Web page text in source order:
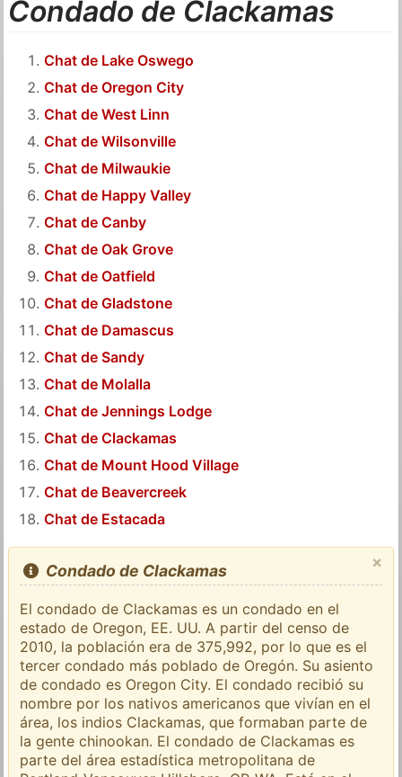
Condado de Clackamas
Chat de Lake Oswego
Chat de Oregon City
Chat de West Linn
Chat de Wilsonville
Chat de Milwaukie
Chat de Happy Valley
Chat de Canby
Chat de Oak Grove
Chat de Oatfield
Chat de Gladstone
Chat de Damascus
Chat de Sandy
Chat de Molalla
Chat de Jennings Lodge
Chat de Clackamas
Chat de Mount Hood Village
Chat de Beavercreek
Chat de Estacada
×
Condado de Clackamas
El condado de Clackamas es un condado en el
estado de Oregon, EE. UU. A partir del censo de
2010, la población era de 375,992, por lo que es el
tercer condado más poblado de Oregón. Su asiento
de condado es Oregon City. El condado recibió su
nombre por los nativos americanos que vivían en el
área, los indios Clackamas, que formaban parte de
la gente chinookan. El condado de Clackamas es
parte del área estadística metropolitana de